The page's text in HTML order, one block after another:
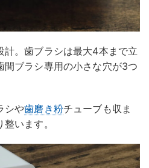
計。歯ブラシは最大4本まで立
間ブラシ専用の小さな穴が3つ
シや歯磨き粉チューブも収ま
います。